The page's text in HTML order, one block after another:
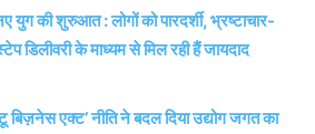
युग की शुरुआत : लोगों को पारदर्शी, भ्रष्टाचार-
डिलीवरी के माध्यम से मिल रही हैं जायदाद
बिज़नेस एक्ट’ नीति ने बदल दिया उद्योग जगत का